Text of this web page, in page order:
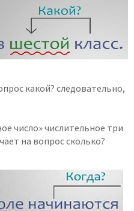
какой? следовательно,
число» числительное три
на вопрос сколько?